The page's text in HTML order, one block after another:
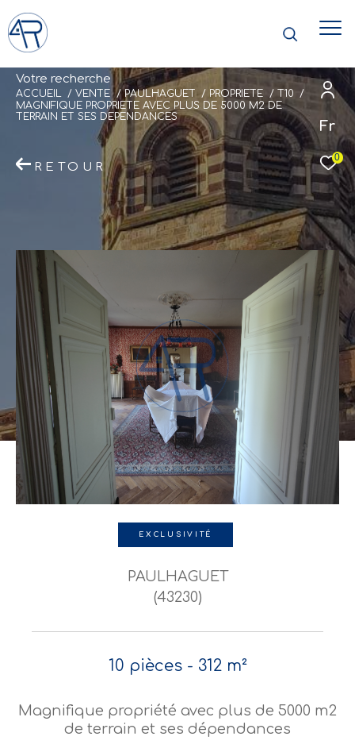
Fr
0
Votre recherche
ACCUEIL VENTE PAULHAGUET PROPRIETE
T10
MAGNIFIQUE PROPRIETE AVEC PLUS DE 5000 M2 DE
TERRAIN ET SES DEPENDANCES
RETOUR
EXCLUSIVITÉ
PAULHAGUET
(43230)
10 pièces - 312 m²
Magnifique propriété avec plus de 5000 m2
de terrain et ses dépendances